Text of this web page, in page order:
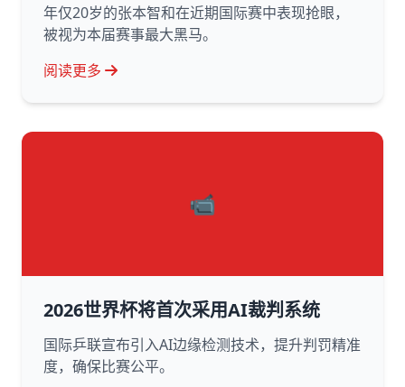
年仅20岁的张本智和在近期国际赛中表现抢眼，
被视为本届赛事最大黑马。
阅读更多
📹
2026世界杯将首次采用AI裁判系统
国际乒联宣布引入AI边缘检测技术，提升判罚精准
度，确保比赛公平。